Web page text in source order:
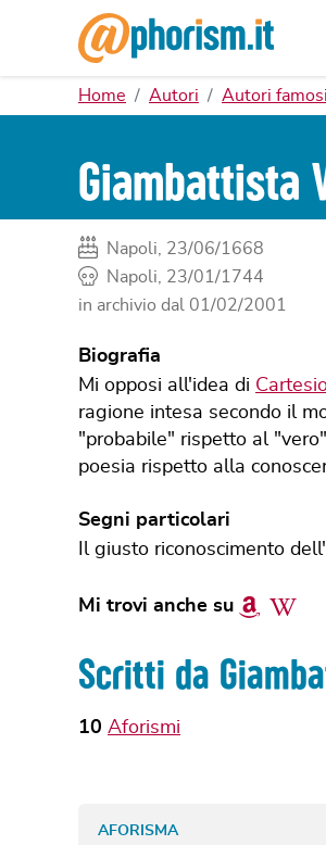
Home Autori Autori famosi
Giambattista
Napoli, 23/06/1668
Napoli, 23/01/1744
in archivio dal 01/02/2001
Biografia
Mi opposi all'idea di
ragione intesa secondo il
"probabile" rispetto al
poesia rispetto alla
Segni particolari
Il giusto riconoscimento
Mi trovi anche su Amazon
Scritti da
10 Aforismi
AFORISMA